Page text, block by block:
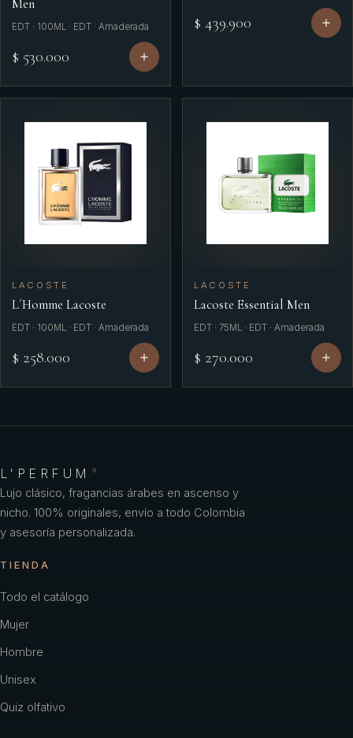
Men
EDT · 100ML · EDT · Amaderada
$ 530.000
$ 439.900
LACOSTE
L´Homme Lacoste
EDT · 100ML · EDT · Amaderada
$ 258.000
LACOSTE
Lacoste Essential Men
EDT · 75ML · EDT · Amaderada
$ 270.000
L'PERFUM ®
Lujo clásico, fragancias árabes en ascenso y
nicho. 100% originales, envío a todo Colombia
y asesoría personalizada.
TIENDA
Todo el catálogo
Mujer
Hombre
Unisex
Quiz olfativo